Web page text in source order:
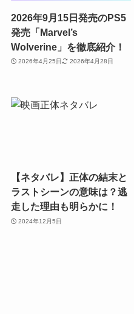
2026年9月15日発売のPS5
発売「Marvel’s
Wolverine」を徹底紹介！
2026年4月25日 2026年4月28日
【ネタバレ】正体の結末と
ラストシーンの意味は？逃
走した理由も明らかに！
2024年12月5日